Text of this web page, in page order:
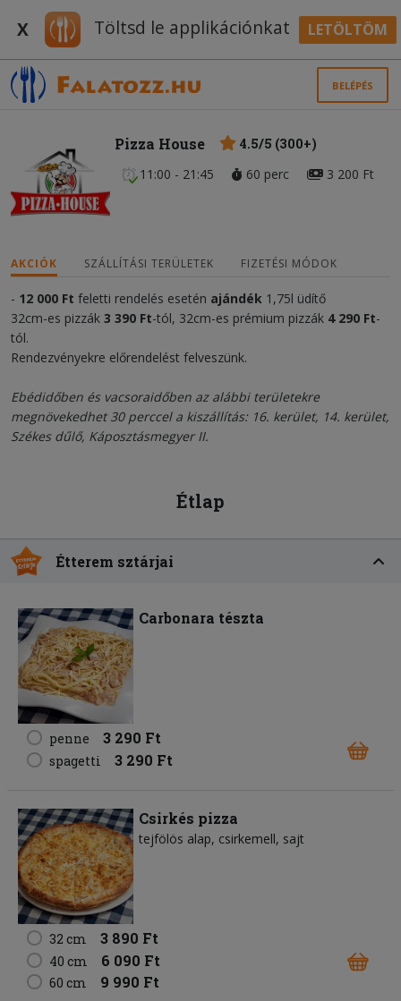
X Töltsd le applikációnkat LETÖLTÖM
BELÉPÉS
Pizza House
4.5/5 (300+)
11:00 - 21:45
60 perc 3 200 Ft
AKCIÓK SZÁLLÍTÁSI TERÜLETEK FIZETÉSI MÓDOK
- 12 000 Ft feletti rendelés esetén ajándék 1,75l üdítő
32cm-es pizzák 3 390 Ft-tól, 32cm-es prémium pizzák 4 290 Ft-
tól.
Rendezvényekre előrendelést felveszünk.
Ebédidőben és vacsoraidőben az alábbi területekre
megnövekedhet 30 perccel a kiszállítás: 16. kerület, 14. kerület,
Székes dűlő, Káposztásmegyer II.
Étlap
Étterem sztárjai
Carbonara tészta
penne 3 290 Ft
spagetti 3 290 Ft
Csirkés pizza
tejfölös alap csirkemell sajt
32 cm 3 890 Ft
40 cm 6 090 Ft
60 cm 9 990 Ft